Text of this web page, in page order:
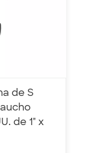
de S
de 1" x